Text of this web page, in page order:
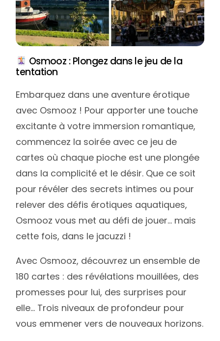
Osmooz : Plongez dans le jeu de la
tentation
Embarquez dans une aventure érotique
avec Osmooz ! Pour apporter une touche
excitante à votre immersion romantique,
commencez la soirée avec ce jeu de
cartes où chaque pioche est une plongée
dans la complicité et le désir. Que ce soit
pour révéler des secrets intimes ou pour
relever des défis érotiques aquatiques,
Osmooz vous met au défi de jouer… mais
cette fois, dans le jacuzzi !
Avec Osmooz, découvrez un ensemble de
180 cartes : des révélations mouillées, des
promesses pour lui, des surprises pour
elle… Trois niveaux de profondeur pour
vous emmener vers de nouveaux horizons.